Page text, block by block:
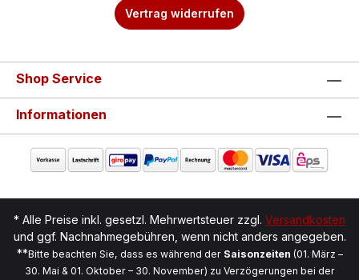
Vertrag widerrufen
Shop Service
Informationen
* Alle Preise inkl. gesetzl. Mehrwertsteuer zzgl. Versandkosten
und ggf. Nachnahmegebühren, wenn nicht anders angegeben.
**Bitte beachten Sie, dass es während der Saisonzeiten (01. März –
30. Mai & 01. Oktober – 30. November) zu Verzögerungen bei der